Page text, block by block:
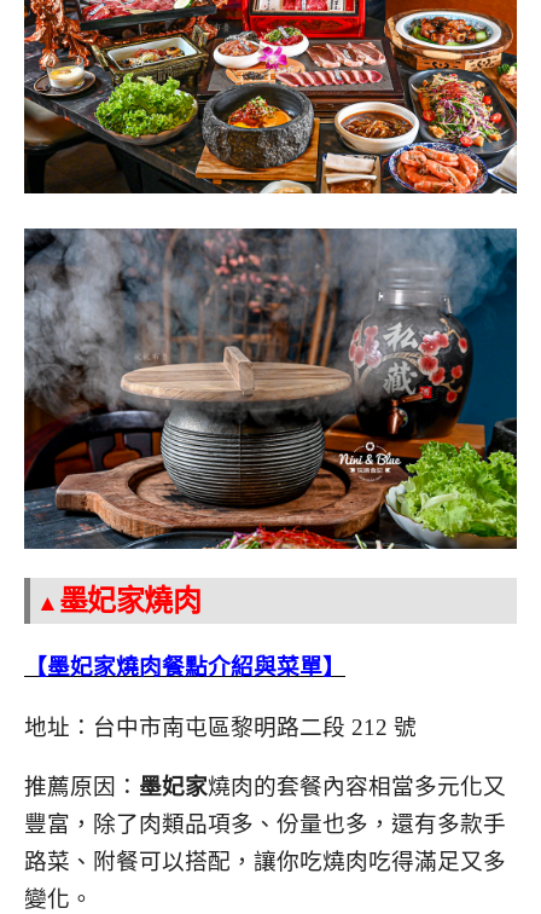
▲ 墨妃家燒肉
【墨妃家燒肉餐點介紹與菜單】
地址：台中市南屯區黎明路二段 212 號
推薦原因： 墨妃家燒肉的套餐內容相當多元化又
豐富，除了肉類品項多、份量也多，還有多款手
路菜、附餐可以搭配，讓你吃燒肉吃得滿足又多
變化。